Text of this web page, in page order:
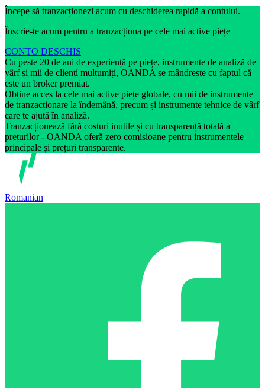
Începe să tranzacționezi acum cu deschiderea rapidă a contului.
Înscrie-te acum pentru a tranzacționa pe cele mai active piețe
CONTO DESCHIS
Cu peste 20 de ani de experiență pe piețe, instrumente de analiză de
vârf și mii de clienți mulțumiți, OANDA se mândrește cu faptul că
este un broker premiat.
Obține acces la cele mai active piețe globale, cu mii de instrumente
de tranzacționare la îndemână, precum și instrumente tehnice de vârf
care te ajută în analiză.
Tranzacționează fără costuri inutile și cu transparență totală a
prețurilor - OANDA oferă zero comisioane pentru instrumentele
principale și prețuri transparente.
Romanian